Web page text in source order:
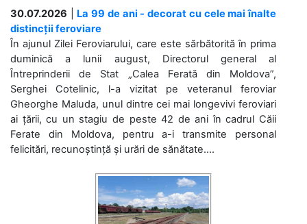
30.07.2026
La 99 de ani - decorat cu cele mai înalte
distincții feroviare
În ajunul Zilei Feroviarului, care este sărbătorită în prima
duminică a lunii august, Directorul general al
Întreprinderii de Stat „Calea Ferată din Moldova”,
Serghei Cotelinic, l-a vizitat pe veteranul feroviar
Gheorghe Maluda, unul dintre cei mai longevivi feroviari
ai țării, cu un stagiu de peste 42 de ani în cadrul Căii
Ferate din Moldova, pentru a-i transmite personal
felicitări, recunoștință și urări de sănătate....